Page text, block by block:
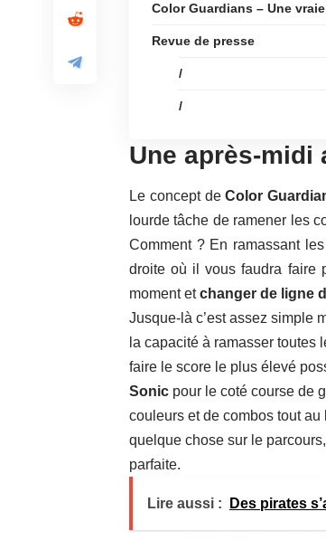
Color Guardians – Une
Revue de presse
/
/
Une après-midi
Le concept deColor
lourde tâche de ramener les
Comment ? En ramassant
droite où il vous faudra faire
moment etchanger de ligne
Jusque-là c’est assez simple
la capacité à ramasser toutes
faire le score le plus élevé
Sonic pour le coté course de
couleurs et de combos tout
quelque chose sur le
parfaite.
Lire aussi : Des pirates